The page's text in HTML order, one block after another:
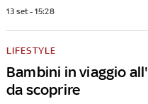
13 set - 15:28
Bambini in viaggio
da scoprire
LIFESTYLE